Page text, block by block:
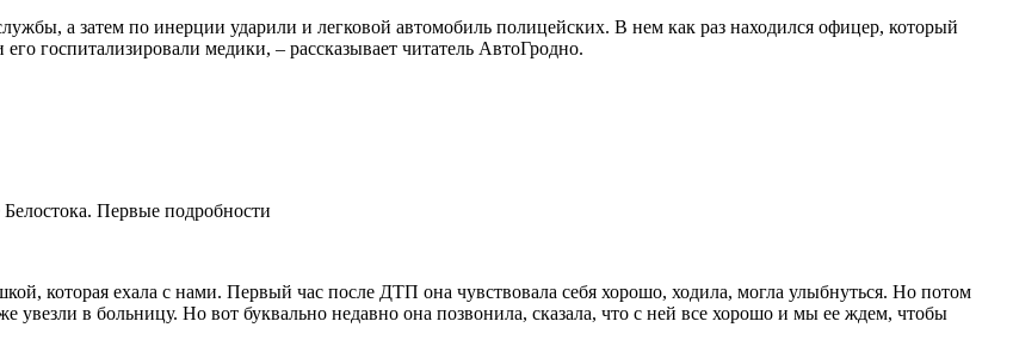
а затем по инерции ударили и легковой автомобиль полицейских. В нем как раз находился офицер, который
госпитализировали медики, – рассказывает читатель АвтоГродно.
которая ехала с нами. Первый час после ДТП она чувствовала себя хорошо, ходила, могла улыбнуться. Но потом
увезли в больницу. Но вот буквально недавно она позвонила, сказала, что с ней все хорошо и мы ее ждем, чтобы